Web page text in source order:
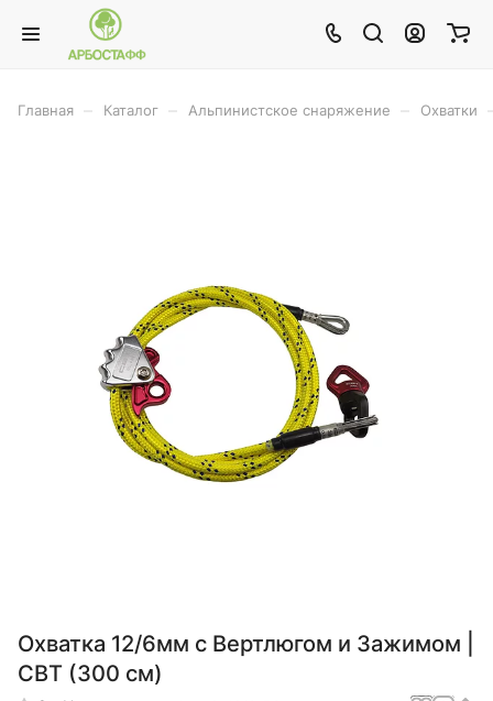
Главная Каталог Альпинистское снаряжение Охватки
Охватка 12/6мм с Вертлюгом и Зажимом |
СВТ (300 см)